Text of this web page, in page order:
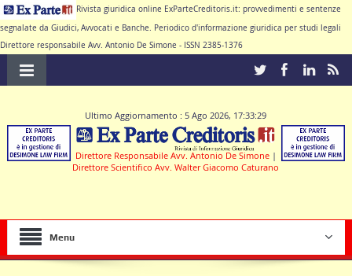
Rivista giuridica online ExParteCreditoris.it: provvedimenti e sentenze
segnalate da Giudici, Avvocati e Banche. Periodico d'informazione giuridica per studi legali
Direttore responsabile Avv. Antonio De Simone - ISSN 2385-1376
Ultimo Aggiornamento : 5 Ago 2026, 17:33:29
Direttore Responsabile Avv. Antonio De Simone |
Direttore Scientifico Avv. Walter Giacomo Caturano
Menu